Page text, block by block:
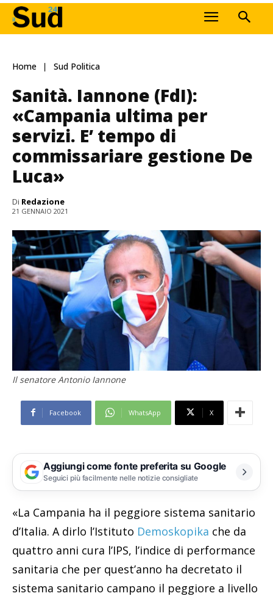
Home Sud Politica
Sanità. Iannone (FdI):
«Campania ultima per
servizi. E’ tempo di
commissariare gestione De
Luca»
Di Redazione
21 GENNAIO 2021
Il senatore Antonio Iannone
Facebook WhatsApp X
Aggiungi come fonte preferita su Google
Seguici più facilmente nelle notizie consigliate
«La Campania ha il peggiore sistema sanitario
d’Italia. A dirlo l’Istituto Demoskopika che da
quattro anni cura l’IPS, l’indice di performance
sanitaria che per quest’anno ha decretato il
sistema sanitario campano il peggiore a livello